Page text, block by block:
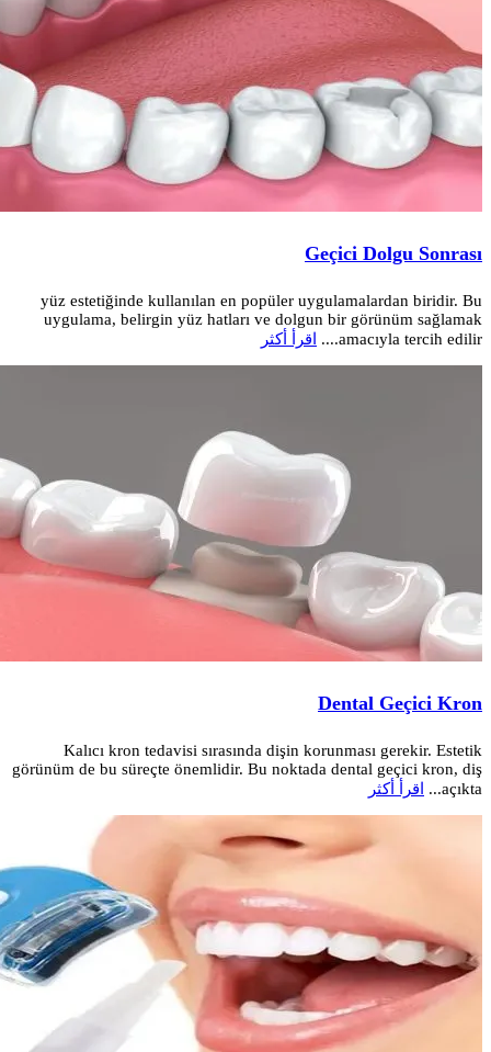
Geçici Dolgu Sonrası
yüz estetiğinde kullanılan en popüler uygulamalardan biridir. Bu
uygulama, belirgin yüz hatları ve dolgun bir görünüm sağlamak
amacıyla tercih edilir....
اقرأ أكثر
Dental Geçici Kron
Kalıcı kron tedavisi sırasında dişin korunması gerekir. Estetik
görünüm de bu süreçte önemlidir. Bu noktada dental geçici kron, diş
açıkta...
اقرأ أكثر